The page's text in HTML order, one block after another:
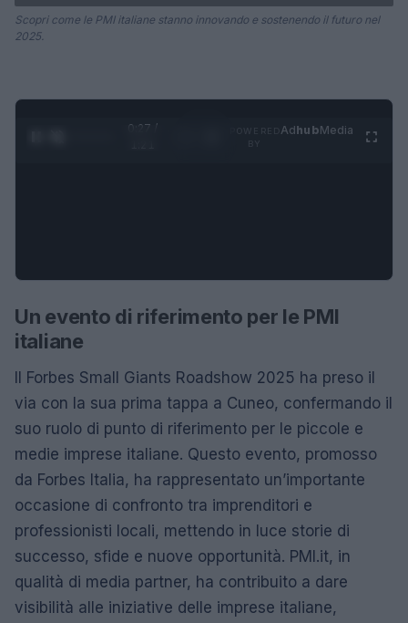
Scopri come le PMI italiane stanno innovando e sostenendo il futuro nel
2025.
0:28 /
AdhubMedia
Un evento di riferimento per le PMI
italiane
Il Forbes Small Giants Roadshow 2025 ha preso il
via con la sua prima tappa a Cuneo, confermando il
suo ruolo di punto di riferimento per le piccole e
medie imprese italiane. Questo evento, promosso
da Forbes Italia, ha rappresentato un’importante
occasione di confronto tra imprenditori e
professionisti locali, mettendo in luce storie di
successo, sfide e nuove opportunità. PMI.it, in
qualità di media partner, ha contribuito a dare
visibilità alle iniziative delle imprese italiane,